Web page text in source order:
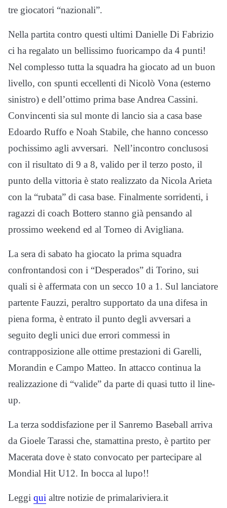
tre giocatori “nazionali”.
Nella partita contro questi ultimi Danielle Di Fabrizio
ci ha regalato un bellissimo fuoricampo da 4 punti!
Nel complesso tutta la squadra ha giocato ad un buon
livello, con spunti eccellenti di Nicolò Vona (esterno
sinistro) e dell’ottimo prima base Andrea Cassini.
Convincenti sia sul monte di lancio sia a casa base
Edoardo Ruffo e Noah Stabile, che hanno concesso
pochissimo agli avversari. Nell’incontro conclusosi
con il risultato di 9 a 8, valido per il terzo posto, il
punto della vittoria è stato realizzato da Nicola Arieta
con la “rubata” di casa base. Finalmente sorridenti, i
ragazzi di coach Bottero stanno già pensando al
prossimo weekend ed al Torneo di Avigliana.
La sera di sabato ha giocato la prima squadra
confrontandosi con i “Desperados” di Torino, sui
quali si è affermata con un secco 10 a 1. Sul lanciatore
partente Fauzzi, peraltro supportato da una difesa in
piena forma, è entrato il punto degli avversari a
seguito degli unici due errori commessi in
contrapposizione alle ottime prestazioni di Garelli,
Morandin e Campo Matteo. In attacco continua la
realizzazione di “valide” da parte di quasi tutto il line-
up.
La terza soddisfazione per il Sanremo Baseball arriva
da Gioele Tarassi che, stamattina presto, è partito per
Macerata dove è stato convocato per partecipare al
Mondial Hit U12. In bocca al lupo!!
Leggi qui altre notizie de primalariviera.it